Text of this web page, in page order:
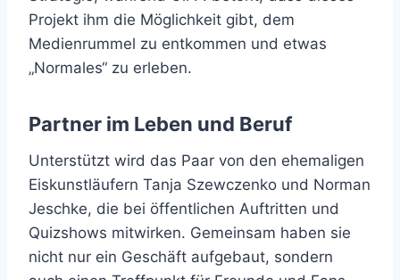
Projekt ihm die Möglichkeit gibt, dem
Medienrummel zu entkommen und etwas
„Normales“ zu erleben.
Partner im Leben und Beruf
Unterstützt wird das Paar von den ehemaligen
Eiskunstläufern Tanja Szewczenko und Norman
Jeschke, die bei öffentlichen Auftritten und
Quizshows mitwirken. Gemeinsam haben sie
nicht nur ein Geschäft aufgebaut, sondern